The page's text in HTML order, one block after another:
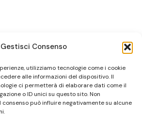
Gestisci Consenso
utilizziamo tecnologie come i cookie
alle informazioni del dispositivo. Il
ci permetterà di elaborare dati come il
o ID unici su questo sito. Non
può influire negativamente su alcune